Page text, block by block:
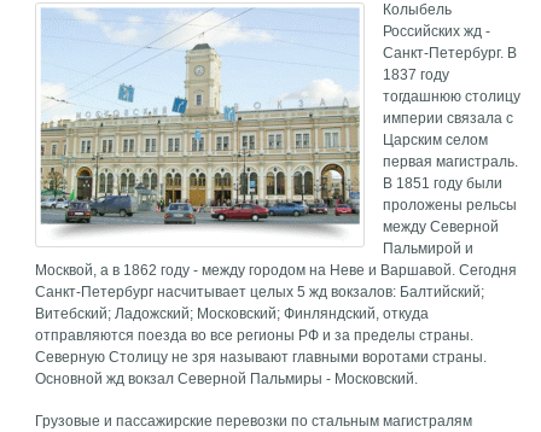
Колыбель
Российских жд -
Санкт-Петербург. В
1837 году
тогдашнюю столицу
империи связала с
Царским селом
первая магистраль.
В 1851 году были
проложены рельсы
между Северной
Пальмирой и
Москвой, а в 1862 году - между городом на Неве и Варшавой. Сегодня
Санкт-Петербург насчитывает целых 5 жд вокзалов: Балтийский;
Витебский; Ладожский; Московский; Финляндский, откуда
отправляются поезда во все регионы РФ и за пределы страны.
Северную Столицу не зря называют главными воротами страны.
Основной жд вокзал Северной Пальмиры - Московский.
Грузовые и пассажирские перевозки по стальным магистралям